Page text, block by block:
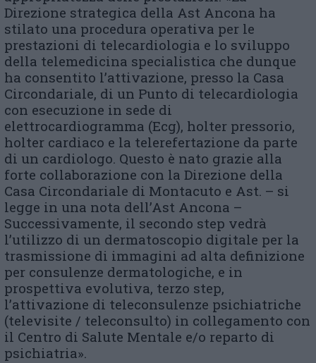
Direzione strategica della Ast Ancona ha
stilato una procedura operativa per le
prestazioni di telecardiologia e lo sviluppo
della telemedicina specialistica che dunque
ha consentito l’attivazione, presso la Casa
Circondariale, di un Punto di telecardiologia
con esecuzione in sede di
elettrocardiogramma (Ecg), holter pressorio,
holter cardiaco e la telerefertazione da parte
di un cardiologo. Questo è nato grazie alla
forte collaborazione con la Direzione della
Casa Circondariale di Montacuto e Ast. – si
legge in una nota dell’Ast Ancona –
Successivamente, il secondo step vedrà
l’utilizzo di un dermatoscopio digitale per la
trasmissione di immagini ad alta definizione
per consulenze dermatologiche, e in
prospettiva evolutiva, terzo step,
l’attivazione di teleconsulenze psichiatriche
(televisite / teleconsulto) in collegamento con
il Centro di Salute Mentale e/o reparto di
psichiatria».